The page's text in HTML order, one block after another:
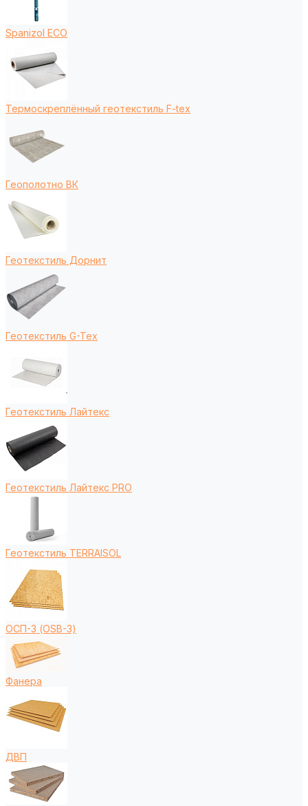
Spanizol ECO
Термоскреплённый геотекстиль F-tex
Геополотно ВК
Геотекстиль Дорнит
Геотекстиль G-Tex
Геотекстиль Лайтекс
Геотекстиль Лайтекс PRO
Геотекстиль TERRAISOL
ОСП-3 (OSB-3)
Фанера
ДВП